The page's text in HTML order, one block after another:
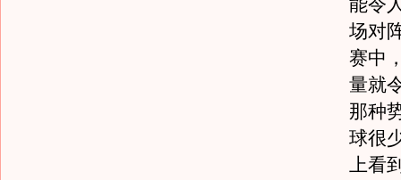
能令
场对
赛中
量就
那种
球很
上看